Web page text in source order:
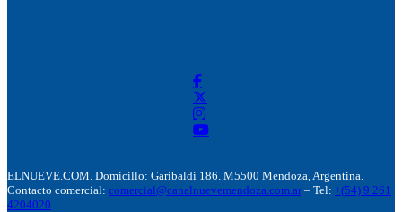
ELNUEVE.COM. Domicillo: Garibaldi 186. M5500 Mendoza, Argentina.
Contacto comercial: comercial@canalnuevemendoza.com.ar – Tel: +(54) 9 261
4204020